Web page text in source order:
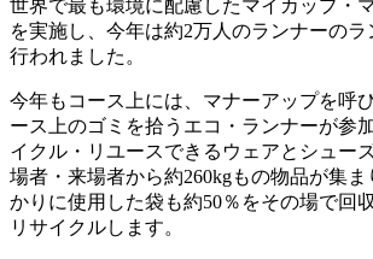
世界で最も環境に配慮したマイカップ・
を実施し、今年は約2万人のランナーの
行われました。
今年もコース上には、マナーアップを呼
ース上のゴミを拾うエコ・ランナーが参
イクル・リユースできるウェアとシュー
場者・来場者から約260kgもの物品が集
かりに使用した袋も約50％をその場で回
リサイクルします。